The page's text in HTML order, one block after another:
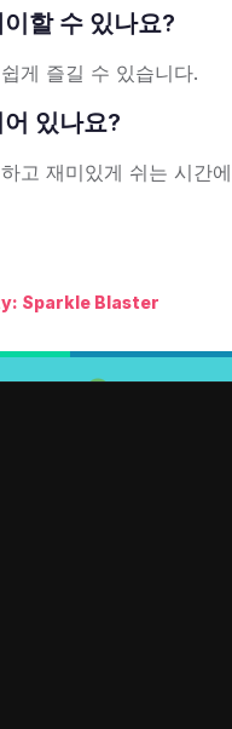
할 수 있나요?
게 즐길 수 있습니다.
있나요?
고 재미있게 쉬는 시간
Sparkle Blaster